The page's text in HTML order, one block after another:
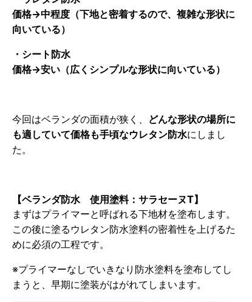
価格→中程度（下地と密着するので、複雑な形状に
向いている）
・シート防水
価格→安い（広くシンプルな形状に向いている）
今回はベランダの面積が狭く、 どんな形状の場所に
も適していて価格も手頃なウレタン防水にしまし
た。
【ベランダ防水 使用塗料： サラセーヌT】
まずはプライマーと呼ばれる下地材を塗布します。
この後に塗るウレタン防水塗料の密着性を上げるた
めに必須の工程です。
※プライマーなしでいきなり防水塗料を塗布してし
まうと、早期に塗装がはがれてしまいます。